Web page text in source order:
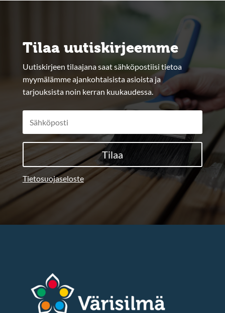
Tilaa uutiskirjeemme
Uutiskirjeen tilaajana saat sähköpostiisi tietoa
myymälämme ajankohtaisista asioista ja
tarjouksista noin kerran kuukaudessa.
Tilaa
Tietosuojaseloste